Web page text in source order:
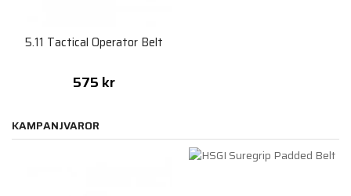
5.11 Tactical Operator Belt
575 kr
KAMPANJVAROR